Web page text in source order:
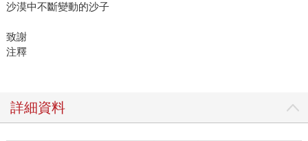
沙漠中不斷變動的沙子
致謝
注釋
詳細資料